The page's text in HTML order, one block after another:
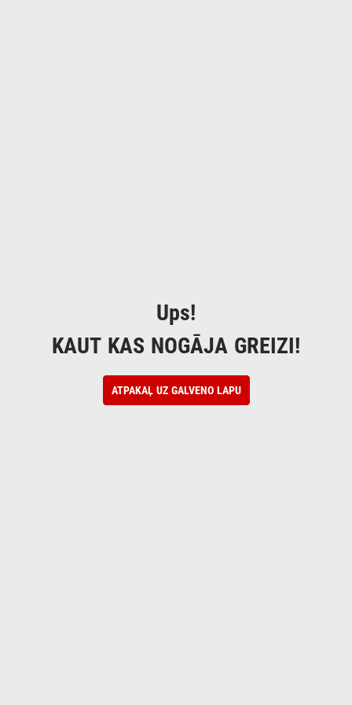
Ups!
KAUT KAS NOGĀJA GREIZI!
ATPAKAĻ UZ GALVENO LAPU